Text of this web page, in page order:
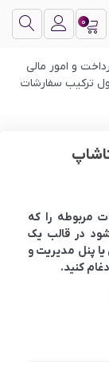
0
و امور مالی
ترکیب سفارشات
مربوطه را که
در قالب یک
پنل مدیریت و
کنید.